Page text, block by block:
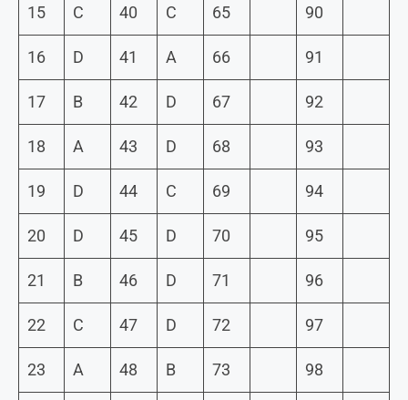
15 C 40 C 65 90
16 D 41 A 66 91
17 B 42 D 67 92
18 A 43 D 68 93
19 D 44 C 69 94
20 D 45 D 70 95
21 B 46 D 71 96
22 C 47 D 72 97
23 A 48 B 73 98